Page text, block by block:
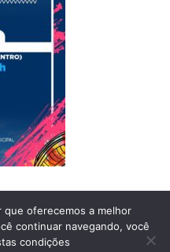
Gasparian
Comendador Levy Gasparian /RJ –
que oferecemos a melhor
continuar navegando, você
condições